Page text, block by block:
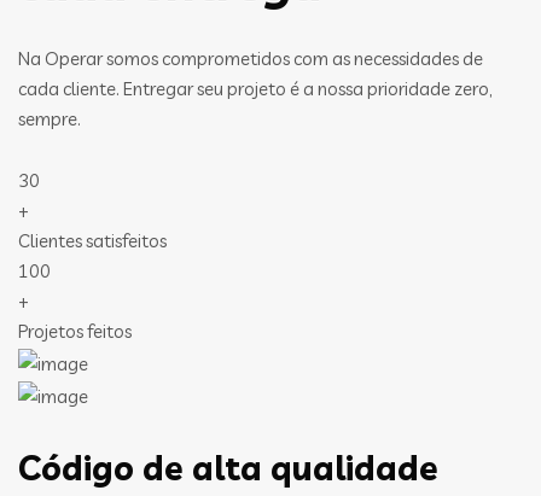
Na Operar somos comprometidos com as necessidades de
cada cliente. Entregar seu projeto é a nossa prioridade zero,
sempre.
30
+
Clientes satisfeitos
100
+
Projetos feitos
Código de alta qualidade